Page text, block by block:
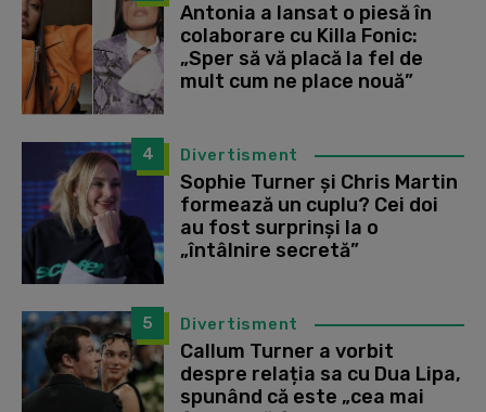
Antonia a lansat o piesă în
colaborare cu Killa Fonic:
„Sper să vă placă la fel de
mult cum ne place nouă”
4 Divertisment
Sophie Turner și Chris Martin
formează un cuplu? Cei doi
au fost surprinși la o
„întâlnire secretă”
5 Divertisment
Callum Turner a vorbit
despre relația sa cu Dua Lipa,
spunând că este „cea mai